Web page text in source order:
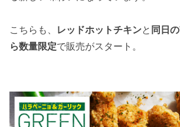
こちらも、 レッドホットチキンと 同日
ら数量限定で販売がスタート。